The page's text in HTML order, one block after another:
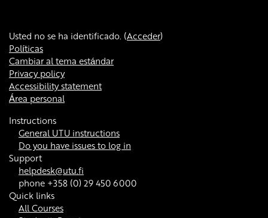
Usted no se ha identificado. (Acceder)
Políticas
Cambiar al tema estándar
Privacy policy
Accessibility statement
Área personal
Instructions
General UTU instructions
Do you have issues to log in
Support
helpdesk@utu.fi
phone +358 (0) 29 450 6000
Quick links
All Courses